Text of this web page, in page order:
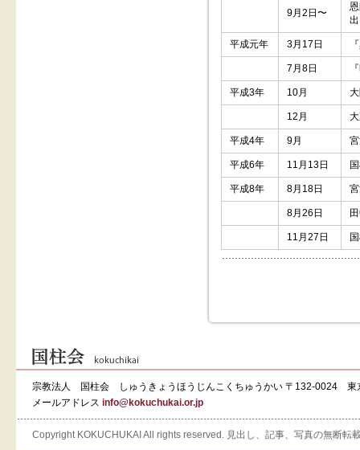
9月2日〜
平成元年 3月17日
7月8日
平成3年 10月
12月
平成4年 9月
平成6年 11月13日
平成8年 8月18日
8月26日
11月27日
宗教法人 国柱会 しゅうきょうほうじんこくちゅうかい 〒132-0024 東
メールアドレス info@kokuchukai.or.jp
Copyright KOKUCHUKAI All rights reserved. 見出し、記事、写真の無断転